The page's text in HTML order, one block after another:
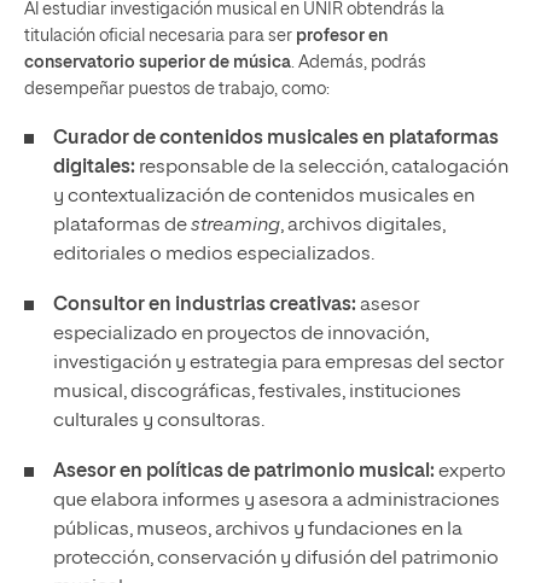
Al estudiar investigación musical en UNIR obtendrás la
titulación oficial necesaria para ser profesor en
conservatorio superior de música. Además, podrás
desempeñar puestos de trabajo, como:
Curador de contenidos musicales en plataformas
digitales: responsable de la selección, catalogación
y contextualización de contenidos musicales en
plataformas destreaming, archivos digitales,
editoriales o medios especializados.
Consultor en industrias creativas: asesor
especializado en proyectos de innovación,
investigación y estrategia para empresas del sector
musical, discográficas, festivales, instituciones
culturales y consultoras.
Asesor en políticas de patrimonio musical: experto
que elabora informes y asesora a administraciones
públicas, museos, archivos y fundaciones en la
protección, conservación y difusión del patrimonio